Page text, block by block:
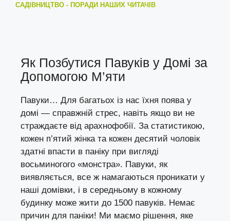
САДІВНИЦТВО - ПОРАДИ НАШИХ ЧИТАЧІВ
Як Позбутися Павуків у Домі за
Допомогою М’яти
Павуки… Для багатьох із нас їхня поява у
домі — справжній стрес, навіть якщо ви не
страждаєте від арахнофобії. За статистикою,
кожен п’ятий жінка та кожен десятий чоловік
здатні впасти в паніку при вигляді
восьминогого «монстра». Павуки, як
виявляється, все ж намагаються проникати у
наші домівки, і в середньому в кожному
будинку може жити до 1500 павуків. Немає
причин для паніки! Ми маємо рішення, яке